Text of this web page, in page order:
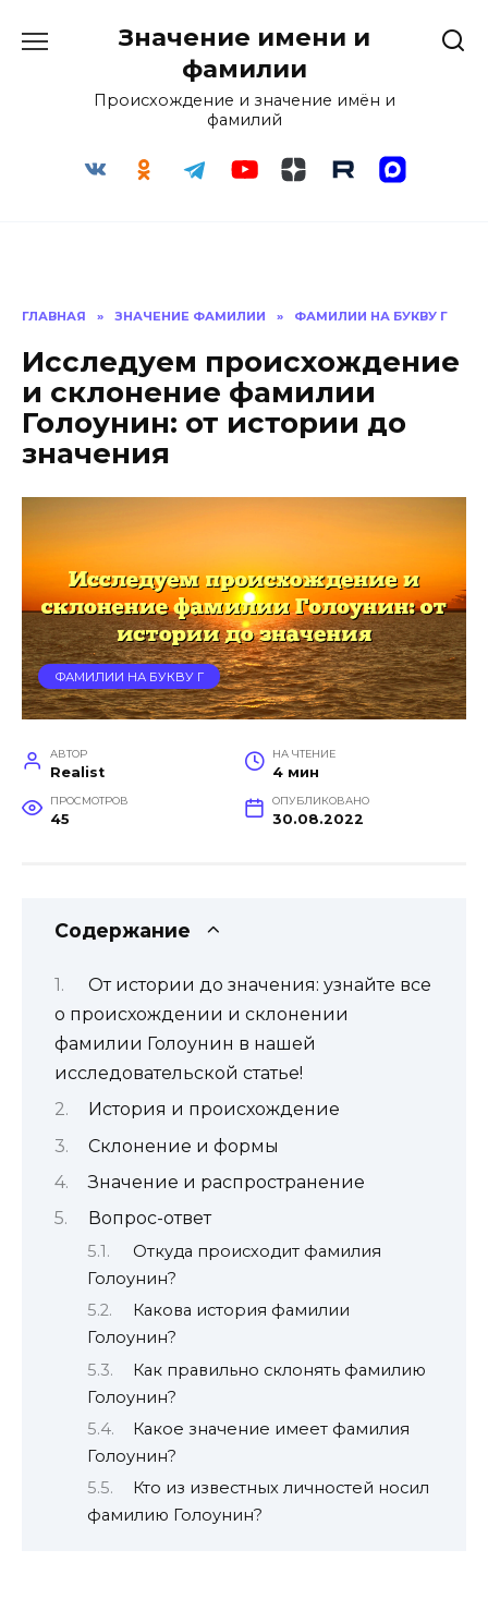
Значение имени и
фамилии
Происхождение и значение имён и
фамилий
ГЛАВНАЯ » ЗНАЧЕНИЕ ФАМИЛИИ » ФАМИЛИИ НА БУКВУ Г
Исследуем происхождение
и склонение фамилии
Голоунин: от истории до
значения
ФАМИЛИИ НА БУКВУ Г
АВТОР
Realist
НА ЧТЕНИЕ
4 мин
ПРОСМОТРОВ
45
ОПУБЛИКОВАНО
30.08.2022
Содержание
От истории до значения: узнайте все
о происхождении и склонении
фамилии Голоунин в нашей
исследовательской статье!
История и происхождение
Склонение и формы
Значение и распространение
Вопрос-ответ
Откуда происходит фамилия
Голоунин?
Какова история фамилии
Голоунин?
Как правильно склонять фамилию
Голоунин?
Какое значение имеет фамилия
Голоунин?
Кто из известных личностей носил
фамилию Голоунин?